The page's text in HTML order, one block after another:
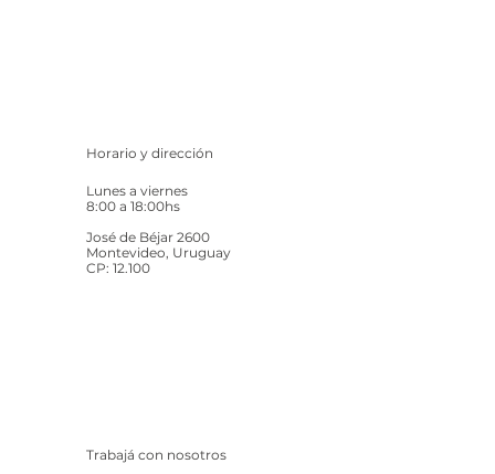
Horario y dirección
Lunes a viernes
8:00 a 18:00hs
José de Béjar 2600
Montevideo, Uruguay
CP: 12.100
Trabajá con nosotros